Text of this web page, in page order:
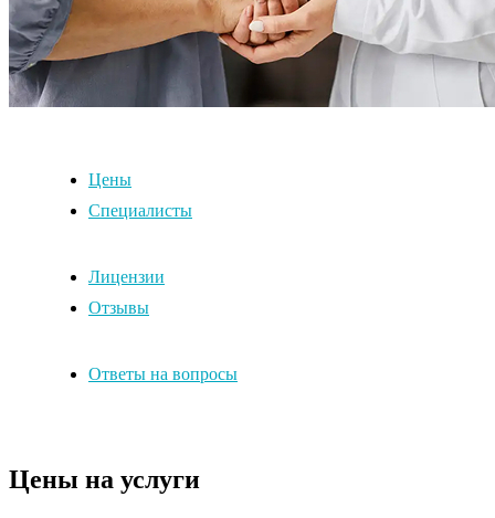
Цены
Специалисты
Лицензии
Отзывы
Ответы на вопросы
Цены на услуги